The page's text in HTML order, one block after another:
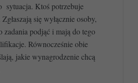
sytuacja. Ktoś potrzebuje
się wyłącznie osoby,
zadania podjąć i mają do tego
Równocześnie obie
jakie wynagrodzenie chcą